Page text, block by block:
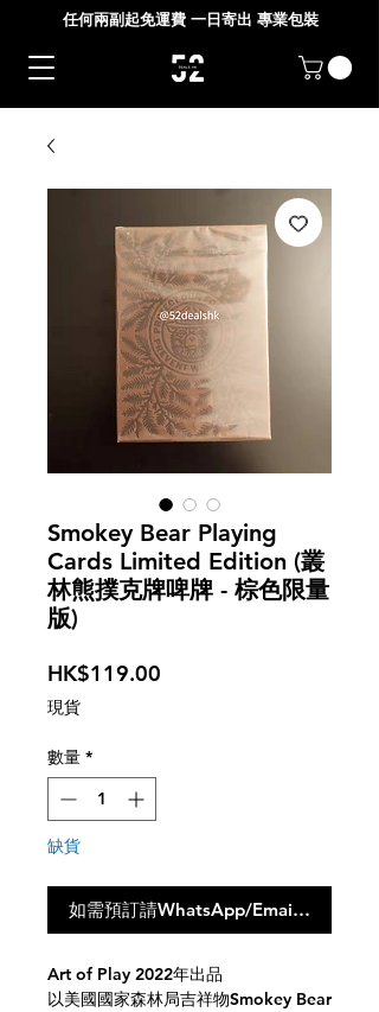
任何兩副起免運費 一日寄出 專業包裝
Smokey Bear Playing
Cards Limited Edition (叢
林熊撲克牌啤牌 - 棕色限量
版)
HK$119.00
現貨
數量 *
缺貨
如需預訂請WhatsApp/Email聯絡我們
Art of Play 2022年出品
以美國國家森林局吉祥物Smokey Bear